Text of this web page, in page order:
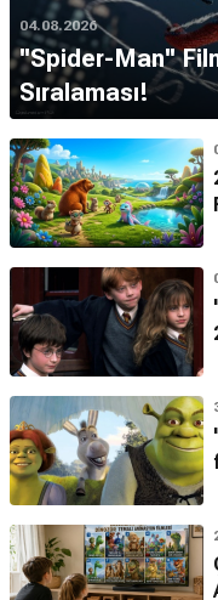
04.08.2026
''Spider-Man''
Sıralaması!